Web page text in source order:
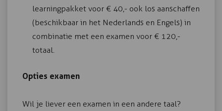
learningpakket voor € 40,- ook los aanschaffen
(beschikbaar in het Nederlands en Engels) in
combinatie met een examen voor € 120,-
totaal.
Opties examen
Wil je liever een examen in een andere taal?